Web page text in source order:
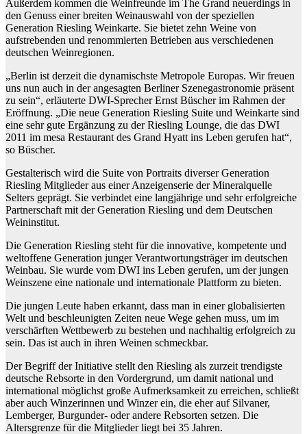
Außerdem kommen die Weinfreunde im The Grand neuerdings in
den Genuss einer breiten Weinauswahl von der speziellen
Generation Riesling Weinkarte. Sie bietet zehn Weine von
aufstrebenden und renommierten Betrieben aus verschiedenen
deutschen Weinregionen.
„Berlin ist derzeit die dynamischste Metropole Europas. Wir freuen
uns nun auch in der angesagten Berliner Szenegastronomie präsent
zu sein“, erläuterte DWI-Sprecher Ernst Büscher im Rahmen der
Eröffnung. „Die neue Generation Riesling Suite und Weinkarte sind
eine sehr gute Ergänzung zu der Riesling Lounge, die das DWI
2011 im mesa Restaurant des Grand Hyatt ins Leben gerufen hat“,
so Büscher.
Gestalterisch wird die Suite von Portraits diverser Generation
Riesling Mitglieder aus einer Anzeigenserie der Mineralquelle
Selters geprägt. Sie verbindet eine langjährige und sehr erfolgreiche
Partnerschaft mit der Generation Riesling und dem Deutschen
Weininstitut.
Die Generation Riesling steht für die innovative, kompetente und
weltoffene Generation junger Verantwortungsträger im deutschen
Weinbau. Sie wurde vom DWI ins Leben gerufen, um der jungen
Weinszene eine nationale und inter­nationale Plattform zu bieten.
Die jungen Leute haben erkannt, dass man in einer globalisierten
Welt und beschleunigten Zeiten neue Wege gehen muss, um im
verschärften Wettbewerb zu bestehen und nachhaltig erfolgreich zu
sein. Das ist auch in ihren Weinen schmeckbar.
Der Begriff der Initiative stellt den Riesling als zurzeit trendigste
deutsche Rebsorte in den Vordergrund, um damit national und
international möglichst große Aufmerksamkeit zu erreichen, schließt
aber auch Winzerinnen und Winzer ein, die eher auf Silvaner,
Lemberger, Burgunder- oder andere Rebsorten setzen. Die
Altersgrenze für die Mitglieder liegt bei 35 Jahren.